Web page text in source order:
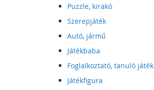
Puzzle, kirakó
Szerepjáték
Autó, jármű
Játékbaba
Foglalkoztató, tanuló játék
Játékfigura